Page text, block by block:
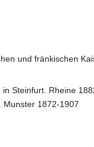
und fränkischen
Steinfurt. Rheine
Munster 1872-1907